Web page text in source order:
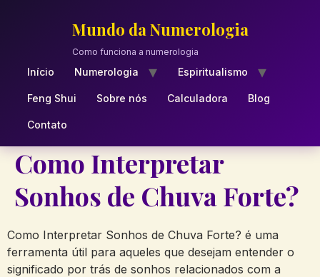
Mundo da Numerologia
Como funciona a numerologia
Início Numerologia Espiritualismo
Feng Shui Sobre nós Calculadora Blog
Contato
Como Interpretar
Sonhos de Chuva Forte?
Como Interpretar Sonhos de Chuva Forte? é uma
ferramenta útil para aqueles que desejam entender o
significado por trás de sonhos relacionados com a